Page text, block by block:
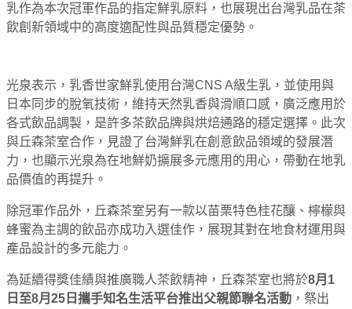
乳作為本次冠軍作品的指定鮮乳原料，也展現出台灣乳品在茶
飲創新領域中的高度適配性與品質穩定優勢。
光泉表示，乳香世家鮮乳使用台灣CNS A級生乳，並使用與
日本同步的脫氧技術，維持天然乳香與滑順口感，廣泛應用於
各式飲品調製，是許多茶飲品牌與烘焙通路的穩定選擇。此次
與丘森茶室合作，見證了台灣鮮乳在創意飲品領域的發展潛
力，也顯示光泉為在地鮮奶擴展多元應用的用心，帶動在地乳
品價值的再提升。
除冠軍作品外，丘森茶室另有一款以苗栗特色桂花釀、檸檬與
蜂蜜為主調的飲品亦成功入選佳作，展現其對在地食材運用與
產品設計的多元能力。
為延續得獎佳績與推廣職人茶飲精神，丘森茶室也將於8月1
日至8月25日攜手知名生活平台推出父親節聯名活動 ，祭出